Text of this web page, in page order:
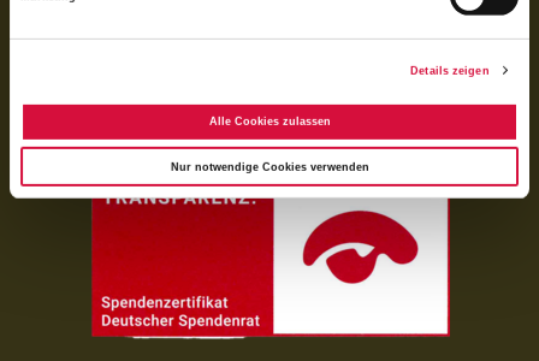
Details zeigen
Alle Cookies zulassen
Nur notwendige Cookies verwenden
freigestellt und beim Finanzamt unter der Steuernummer 339/5794/0212